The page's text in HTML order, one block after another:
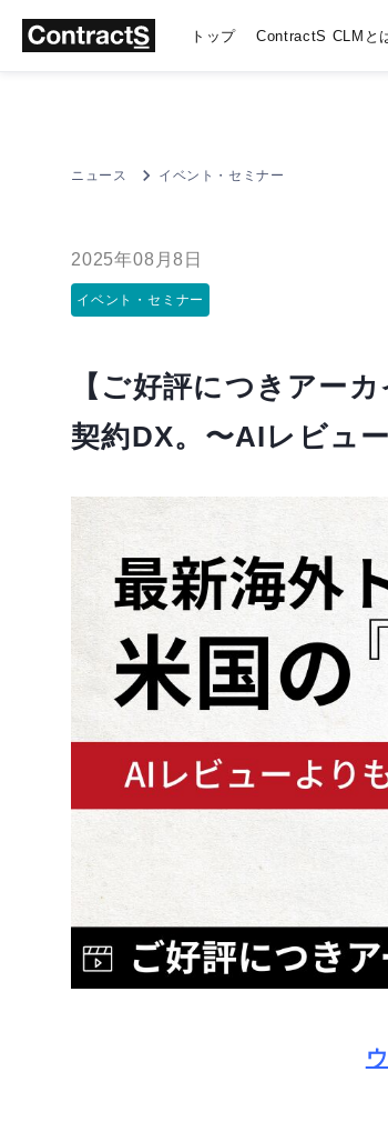
トップ ContractS CLMと
ニュース イベント・セミナー
2025年08月8日
イベント・セミナー
【ご好評につきアー
契約DX。〜AIレビュ